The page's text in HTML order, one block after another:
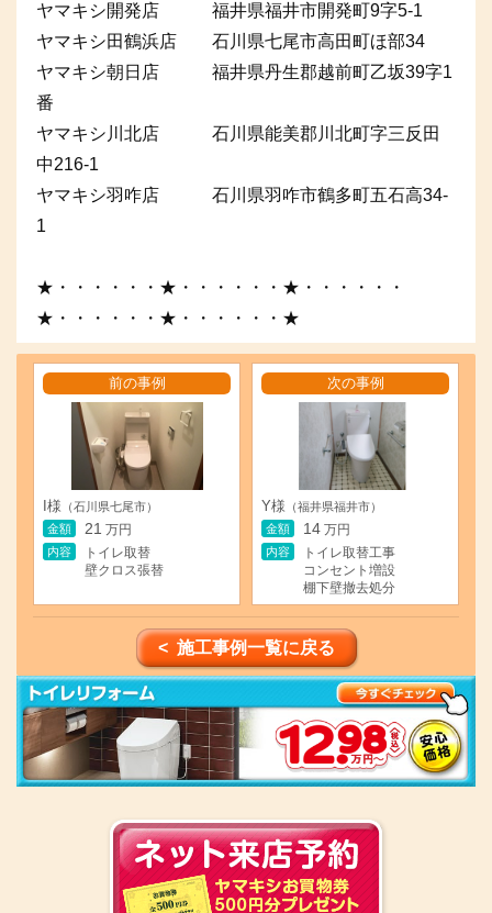
ヤマキシ開発店 福井県福井市開発町9字5-1
ヤマキシ田鶴浜店 石川県七尾市高田町ほ部34
ヤマキシ朝日店 福井県丹生郡越前町乙坂39字1
番
ヤマキシ川北店 石川県能美郡川北町字三反田
中216-1
ヤマキシ羽咋店 石川県羽咋市鶴多町五石高34-
1
★・・・・・・★・・・・・・★・・・・・・
★・・・・・・★・・・・・・★
前の事例
I様 （石川県七尾市）
金額
21 万円
内容
トイレ取替
壁クロス張替
次の事例
Y様 （福井県福井市）
金額
14 万円
内容
トイレ取替工事
コンセント増設
棚下壁撤去処分
< 施工事例一覧に戻る